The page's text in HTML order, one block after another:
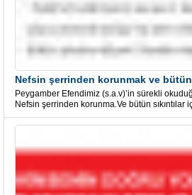
Peygamber Efendimiz (s.a.v)’in sürekli
Nefsin şerrinden korunma.Ve bütün sıkıntılar